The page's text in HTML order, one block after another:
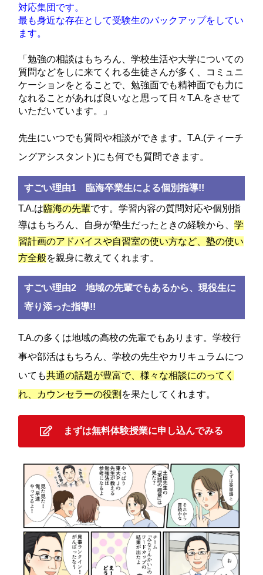
対応集団です。
最も身近な存在として受験生のバックアップをしてい
ます。
「勉強の相談はもちろん、学校生活や大学についての
質問などをしに来てくれる生徒さんが多く、コミュニ
ケーションをとることで、勉強面でも精神面でも力に
なれることがあれば良いなと思って日々T.A.をさせて
いただいています。」
先生にいつでも質問や相談ができます。T.A.(ティーチ
ングアシスタント)にも何でも質問できます。
すごい理由1 臨海卒業生による個別指導!!
T.A.は臨海の先輩です。学習内容の質問対応や個別指
導はもちろん、自身が塾生だったときの経験から、学
習計画のアドバイスや自習室の使い方など、塾の使い
方全般を親身に教えてくれます。
すごい理由2 地域の先輩でもあるから、現役生に
寄り添った指導!!
T.A.の多くは地域の高校の先輩でもあります。学校行
事や部活はもちろん、学校の先生やカリキュラムにつ
いても共通の話題が豊富で、様々な相談にのってく
れ、カウンセラーの役割 を果たしてくれます。
まずは無料体験授業に申し込んでみる